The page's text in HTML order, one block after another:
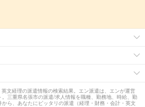
文経理の派遣情報の検索結果。エン派遣は、エンが運営
三重県名張市の派遣/求人情報を職種、勤務地、時給、勤
ら、あなたにピッタリの派遣（経理・財務・会計・英文